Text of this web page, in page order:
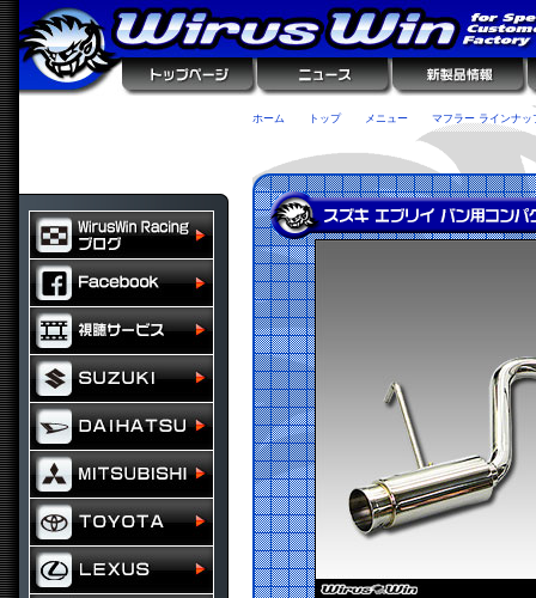
ホーム トップ メニュー マフラー ラインナッ